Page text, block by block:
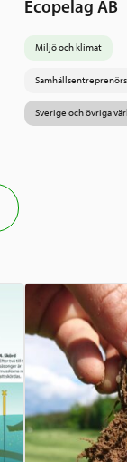
Ecopelag AB
Miljö och klimat
Sverige och övriga